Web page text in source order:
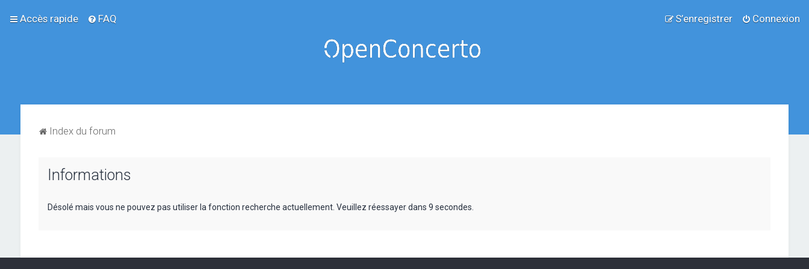
Accès rapide FAQ Connexion
S’enregistrer
Index du forum
Informations
Désolé mais vous ne pouvez pas utiliser la fonction recherche actuellement. Veuillez réessayer dans 9 secondes.